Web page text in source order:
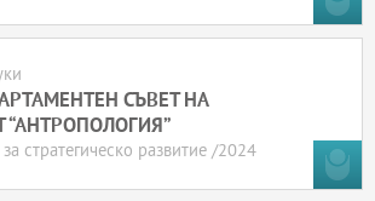
СЪВЕТ НА
стратегическо развитие /2024